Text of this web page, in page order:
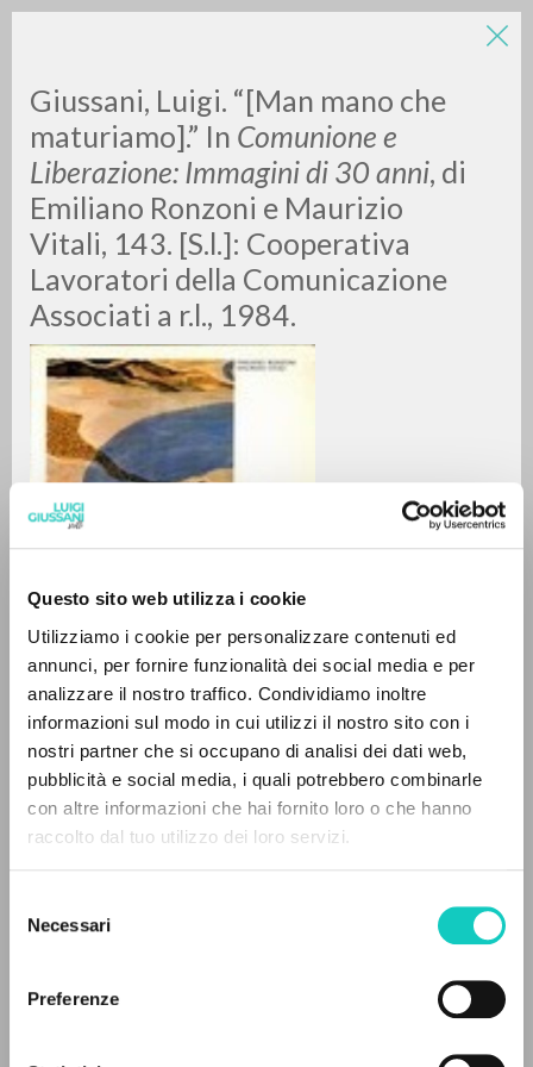
Questo sito web utilizza i cookie
Utilizziamo i cookie per personalizzare contenuti ed
annunci, per fornire funzionalità dei social media e per
analizzare il nostro traffico. Condividiamo inoltre
informazioni sul modo in cui utilizzi il nostro sito con i
nostri partner che si occupano di analisi dei dati web,
pubblicità e social media, i quali potrebbero combinarle
con altre informazioni che hai fornito loro o che hanno
raccolto dal tuo utilizzo dei loro servizi.
delNecessari
Preferenze
Giussani, Luigi. “[Man mano che
maturiamo].” In Comunione e
Liberazione: Immagini di 30 anni, di
Emiliano Ronzoni e Maurizio
Vitali, 143. [S.l.]: Cooperativa
Lavoratori della Comunicazione
Associati a r.l., 1984.
Giussani Luigi
Ronzoni EmilianoAuthor
Vitali Maurizio Author
Cooperativa Lavoratori della Comunicazione Associati
Italian
1984
Pages: 1
09/03/2022
LUIGI
GIUSSANI
scritti
0RESULTS FOUND
MORE RESULTS